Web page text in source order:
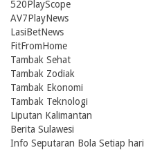
520PlayScope
AV7PlayNews
LasiBetNews
FitFromHome
Tambak Sehat
Tambak Zodiak
Tambak Ekonomi
Tambak Teknologi
Liputan Kalimantan
Berita Sulawesi
Info Seputaran Bola Setiap hari